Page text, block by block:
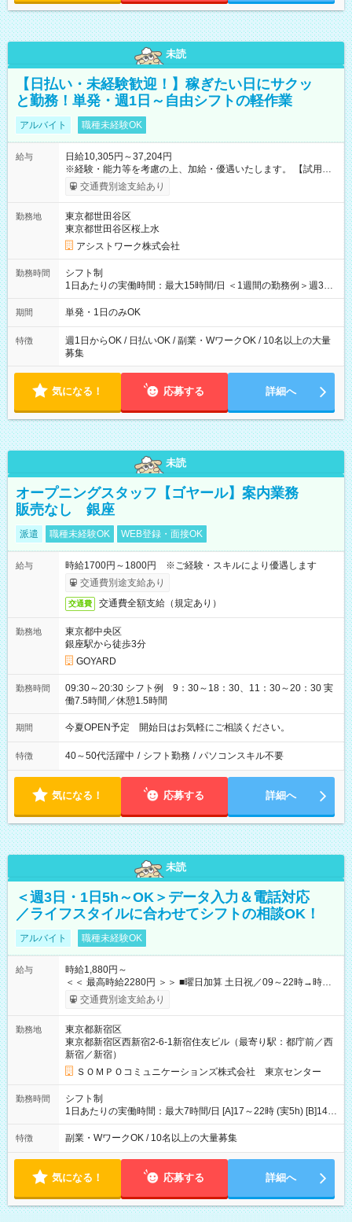
未読
【日払い・未経験歓迎！】稼ぎたい日にサクッ
と勤務！単発・週1日～自由シフトの軽作業
アルバイト 職種未経験OK
給与
日給10,305円～37,204円
※経験・能力等を考慮の上、加給・優遇いたします。 【試用期
間】試用期間なし
交通費別途支給あり
勤務地
東京都世田谷区
東京都世田谷区桜上水
アシストワーク株式会社
勤務時間
シフト制
1日あたりの実働時間：最大15時間/日 ＜1週間の勤務例＞週3回
勤務 勤務：月・水・金 休み：火・木・土・日 好きな時にお仕事
可能です！ ※1日あたりの最大実働時間は日勤、夜勤共に勤務し
期間 単発・1日のみOK
特徴
週1日からOK / 日払いOK / 副業・WワークOK / 10名以上の大量
募集
気になる！ 応募する 詳細へ
未読
オープニングスタッフ【ゴヤール】案内業務
販売なし 銀座
派遣 職種未経験OK WEB登録・面接OK
給与
時給1700円～1800円 ※ご経験・スキルにより優遇します
交通費別途支給あり
交通費 交通費全額支給（規定あり）
勤務地
東京都中央区
銀座駅から徒歩3分
GOYARD
勤務時間
09:30～20:30 シフト例 9：30～18：30、11：30～20：30 実
働7.5時間／休憩1.5時間
期間 今夏OPEN予定 開始日はお気軽にご相談ください。
特徴 40～50代活躍中 / シフト勤務 / パソコンスキル不要
気になる！ 応募する 詳細へ
未読
＜週3日・1日5h～OK＞データ入力＆電話対応
／ライフスタイルに合わせてシフトの相談OK！
アルバイト 職種未経験OK
給与
時給1,880円～
＜＜ 最高時給2280円 ＞＞ ■曜日加算 土日祝／09～22時→時給
＋400円 ■時間加算 月曜／09～12時→時給＋200円 月曜／17～
22時→時給＋200円 金曜／17～22時→時給＋400円 ■導入研
━━━━━━━━━━━━━━━ ■月収例 ◎ロングシフト（週3日×実7h） [1]
金曜日収：15160円×4日＝60640円 [2]土曜日収：15960円×5日
＝79800円 [3]日曜日収：15960円×5日＝79800円 [1]＋[2]＋[3]＝
月収22万240円 ◎ショートシフト（週3日×実5h） [1]月曜日収：
10400円×4日＝41600円 [2]金曜日収：11400円×4日＝45600円
[3]土曜日収：11400円×5日＝57000円 [1]＋[2]＋[3]＝月収14万
4200円 【試用期間】試用期間あり 試用期間の長さ：3ヶ月 ※ 雇
態：本採用時と同じです。 給与：時給 1,780円以上 ※各加算給
無
交通費別途支給あり
勤務地
東京都新宿区
東京都新宿区西新宿2-6-1新宿住友ビル（最寄り駅：都庁前／西
新宿／新宿）
ＳＯＭＰＯコミュニケーションズ株式会社 東京センター
勤務時間
シフト制
1日あたりの実働時間：最大7時間/日 [A]17～22時 (実5h) [B]14～
22時 (実7h/休1h） ★週3～5日※土or日必須 ◎休日：平日メイン
※[B]OJT終了後要相談 ◎下記選択制 （1）曜日固定 週3～・土or
選択可 ▶ご確認 祝日/GW/年末年始等も シフト通りの出勤が必要
です
特徴 副業・WワークOK / 10名以上の大量募集
気になる！ 応募する 詳細へ